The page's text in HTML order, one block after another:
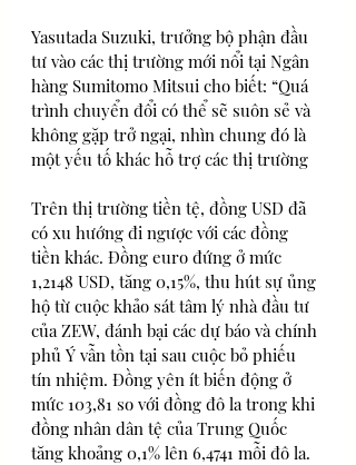
Yasutada Suzuki, trưởng bộ phận đầu
tư vào các thị trường mới nổi tại Ngân
hàng Sumitomo Mitsui cho biết: “Quá
trình chuyển đổi có thể sẽ suôn sẻ và
không gặp trở ngại, nhìn chung đó là
một yếu tố khác hỗ trợ các thị trường
Trên thị trường tiền tệ, đồng USD đã
có xu hướng đi ngược với các đồng
tiền khác. Đồng euro đứng ở mức
1,2148 USD, tăng 0,15%, thu hút sự ủng
hộ từ cuộc khảo sát tâm lý nhà đầu tư
của ZEW, đánh bại các dự báo và chính
phủ Ý vẫn tồn tại sau cuộc bỏ phiếu
tín nhiệm. Đồng yên ít biến động ở
mức 103,81 so với đồng đô la trong khi
đồng nhân dân tệ của Trung Quốc
tăng khoảng 0,1% lên 6,4741 mỗi đô la.